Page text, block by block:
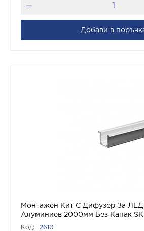
Добави в
Монтажен Kит С Дифузер За ЛЕД
Алуминиев 2000мм Без Капак
Код: 2610